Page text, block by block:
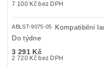
7 100 Kč bez DPH
ABLST-9075-05
Kompatibilní
Do týdne
3 291 Kč
2 720 Kč bez DPH